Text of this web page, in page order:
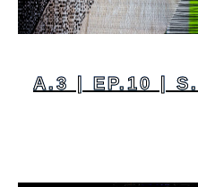
A.3 | EP.10 |